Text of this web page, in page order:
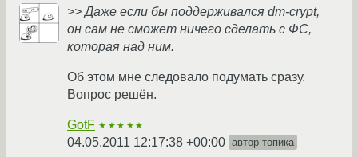
>> Даже если бы поддерживался dm-crypt,
он сам не сможет ничего сделать с ФС,
которая над ним.
Об этом мне следовало подумать сразу.
Вопрос решён.
GotF ★★★★★
04.05.2011 12:17:38 +00:00 автор топика